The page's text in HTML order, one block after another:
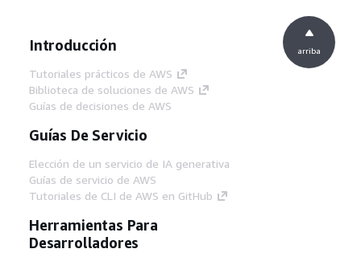
Introducción
Tutoriales prácticos de AWS
Biblioteca de soluciones de AWS
Guías de decisiones de AWS
Guías De Servicio
Elección de un servicio de IA generativa
Guías de servicio de AWS
Tutoriales de CLI de AWS en GitHub
Herramientas Para
Desarrolladores
arriba